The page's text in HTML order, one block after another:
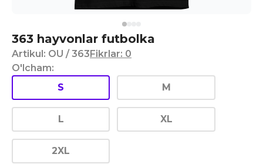
363 hayvonlar futbolka
Artikul: OU / 363Fikrlar: 0
O'lcham:
S
M
L XL
2XL